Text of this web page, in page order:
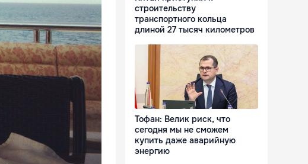
строительству
транспортного кольца
длиной 27 тысяч километров
Тофан: Велик риск, что
сегодня мы не сможем
купить даже аварийную
энергию